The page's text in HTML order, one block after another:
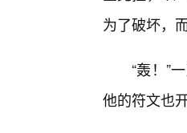
为了破坏，
“轰！”
他的符文也